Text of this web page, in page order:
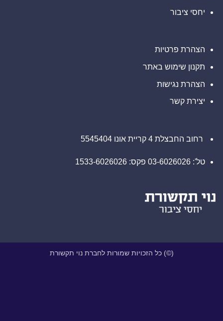
יחסי ציבור
הצהרת פרטיות
תקנון שימוש באתר
הצהרת נגישות
יצירת קשר
רחוב החבצלת 4 קריית אונו 5545404
טל': 03-6026026 פקס: 1533-6026026
(©) כל הזכויות שמורות לחברת נוי תקשורת